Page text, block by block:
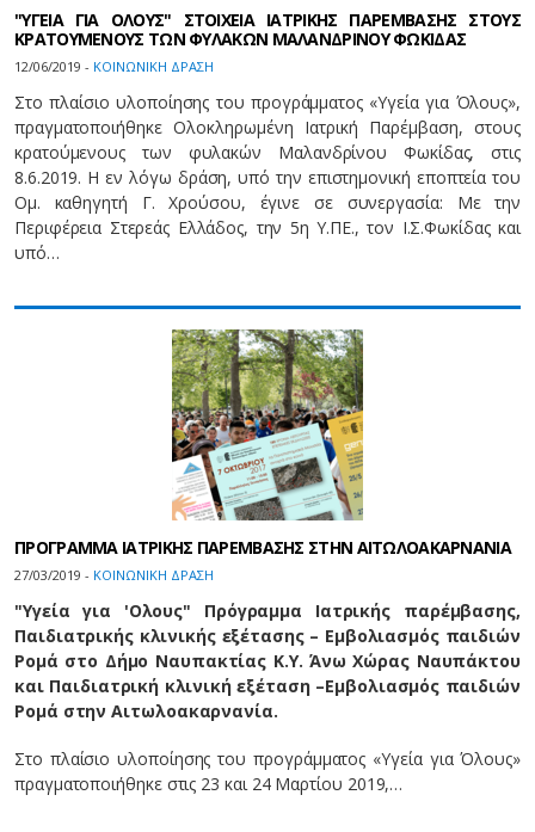
"ΥΓΕΙΑ ΓΙΑ ΟΛΟΥΣ" ΣΤΟΙΧΕΙΑ ΙΑΤΡΙΚΗΣ ΠΑΡΕΜΒΑΣΗΣ ΣΤΟΥΣ
ΚΡΑΤΟΥΜΕΝΟΥΣ ΤΩΝ ΦΥΛΑΚΩΝ ΜΑΛΑΝΔΡΙΝΟΥ ΦΩΚΙΔΑΣ
12/06/2019 - ΚΟΙΝΩΝΙΚΗ ΔΡΑΣΗ
Στο πλαίσιο υλοποίησης του προγράμματος «Υγεία για Όλους»,
πραγματοποιήθηκε Ολοκληρωμένη Ιατρική Παρέμβαση, στους
κρατούμενους των φυλακών Μαλανδρίνου Φωκίδας, στις
8.6.2019. Η εν λόγω δράση, υπό την επιστημονική εποπτεία του
Ομ. καθηγητή Γ. Χρούσου, έγινε σε συνεργασία: Με την
Περιφέρεια Στερεάς Ελλάδος, την 5η Υ.ΠΕ., τον Ι.Σ.Φωκίδας και
υπό…
ΠΡΟΓΡΑΜΜΑ ΙΑΤΡΙΚΗΣ ΠΑΡΕΜΒΑΣΗΣ ΣΤΗΝ ΑΙΤΩΛΟΑΚΑΡΝΑΝΙΑ
27/03/2019 - ΚΟΙΝΩΝΙΚΗ ΔΡΑΣΗ
"Υγεία για 'Oλους" Πρόγραμμα Iατρικής παρέμβασης,
Παιδιατρικής κλινικής εξέτασης – Εμβολιασμός παιδιών
Ρομά στο Δήμο Ναυπακτίας Κ.Υ. Άνω Χώρας Ναυπάκτου
και Παιδιατρική κλινική εξέταση –Εμβολιασμός παιδιών
Ρομά στην Αιτωλοακαρνανία.
Στο πλαίσιο υλοποίησης του προγράμματος «Υγεία για Όλους»
πραγματοποιήθηκε στις 23 και 24 Μαρτίου 2019,…